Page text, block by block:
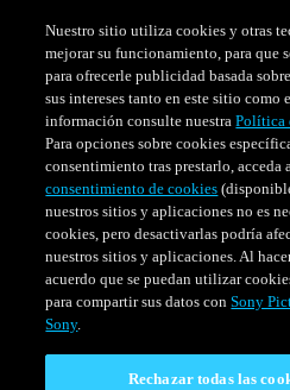
PELÍCULASSERIESHORARIO
Venezuela
CONECTAR
Nuestro sitio utiliza cookies y otras
mejorar su funcionamiento, para que
para ofrecerle publicidad basada
sus intereses tanto en este sitio como
información consulte nuestraPolítica
Para opciones sobre cookies
consentimiento tras prestarlo, acceda
consentimiento de cookies
nuestros sitios y aplicaciones no es
cookies, pero desactivarlas podría
nuestros sitios y aplicaciones. Al
acuerdo que se puedan utilizar
para compartir sus datos conSony
Sony.
Rechazar todas las